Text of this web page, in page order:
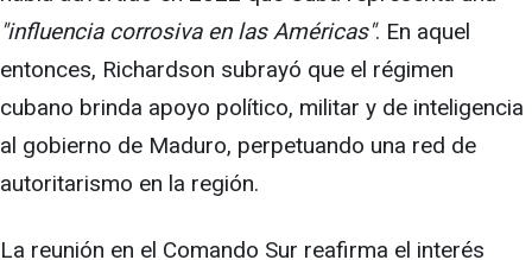
"influencia corrosiva en las Américas". En aquel
entonces, Richardson subrayó que el régimen
cubano brinda apoyo político, militar y de inteligencia
al gobierno de Maduro, perpetuando una red de
autoritarismo en la región.
La reunión en el Comando Sur reafirma el interés